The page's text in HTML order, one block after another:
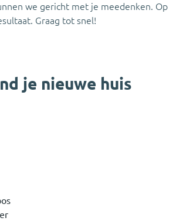
we gericht met je meedenken. Op
Graag tot snel!
je nieuwe huis